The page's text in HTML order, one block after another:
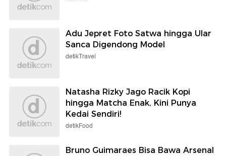
Adu Jepret Foto Satwa hingga Ular
Sanca Digendong Model
detikTravel
Natasha Rizky Jago Racik Kopi
hingga Matcha Enak, Kini Punya
Kedai Sendiri!
detikFood
Bruno Guimaraes Bisa Bawa Arsenal